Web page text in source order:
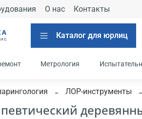
О нас Контакты
Каталог для юрлиц
Метрология
ЛОР-инструменты